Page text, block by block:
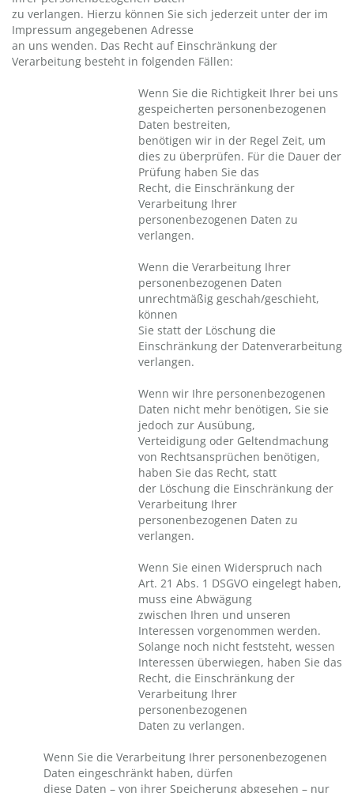
zu verlangen. Hierzu können Sie sich jederzeit unter der im
Impressum angegebenen Adresse
an uns wenden. Das Recht auf Einschränkung der
Verarbeitung besteht in folgenden Fällen:
Wenn Sie die Richtigkeit Ihrer bei uns
gespeicherten personenbezogenen
Daten bestreiten,
benötigen wir in der Regel Zeit, um
dies zu überprüfen. Für die Dauer der
Prüfung haben Sie das
Recht, die Einschränkung der
Verarbeitung Ihrer
personenbezogenen Daten zu
verlangen.
Wenn die Verarbeitung Ihrer
personenbezogenen Daten
unrechtmäßig geschah/geschieht,
können
Sie statt der Löschung die
Einschränkung der Datenverarbeitung
verlangen.
Wenn wir Ihre personenbezogenen
Daten nicht mehr benötigen, Sie sie
jedoch zur Ausübung,
Verteidigung oder Geltendmachung
von Rechtsansprüchen benötigen,
haben Sie das Recht, statt
der Löschung die Einschränkung der
Verarbeitung Ihrer
personenbezogenen Daten zu
verlangen.
Wenn Sie einen Widerspruch nach
Art. 21 Abs. 1 DSGVO eingelegt haben,
muss eine Abwägung
zwischen Ihren und unseren
Interessen vorgenommen werden.
Solange noch nicht feststeht, wessen
Interessen überwiegen, haben Sie das
Recht, die Einschränkung der
Verarbeitung Ihrer
personenbezogenen
Daten zu verlangen.
Wenn Sie die Verarbeitung Ihrer personenbezogenen
Daten eingeschränkt haben, dürfen
diese Daten – von ihrer Speicherung abgesehen – nur